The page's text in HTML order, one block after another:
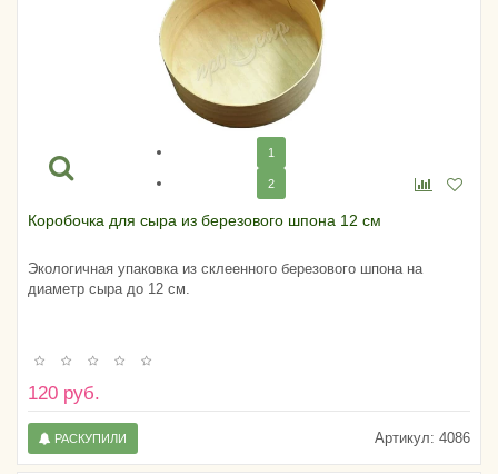
1
2
Коробочка для сыра из березового шпона 12 см
Экологичная упаковка из склеенного березового шпона на
диаметр сыра до 12 см.
120 руб.
Артикул: 4086
РАСКУПИЛИ